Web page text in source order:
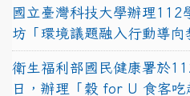
國立臺灣科技大學辦理112
坊「環境議題融入行動導向
衛生福利部國民健康署於
日，辦理「穀 for U 食客吃